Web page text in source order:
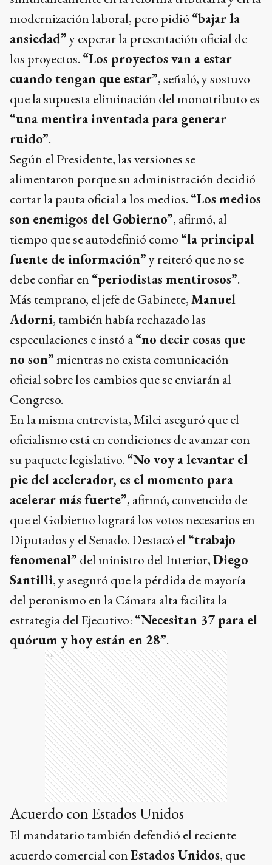
modernización laboral, pero pidió “bajar la
ansiedad”y esperar la presentación oficial de
los proyectos. “Los proyectos van a estar
cuando tengan que estar”, señaló, y sostuvo
que la supuesta eliminación del monotributo es
“una mentira inventada para generar
ruido”.
Según el Presidente, las versiones se
alimentaron porque su administración decidió
cortar la pauta oficial a los medios. “Los medios
son enemigos del Gobierno”, afirmó, al
tiempo que se autodefinió como “la principal
fuente de información”y reiteró que no se
debe confiar en “periodistas mentirosos”.
Más temprano, el jefe de Gabinete,Manuel
Adorni, también había rechazado las
especulaciones e instó a“no decir cosas que
no son”mientras no exista comunicación
oficial sobre los cambios que se enviarán al
Congreso.
En la misma entrevista, Milei aseguró que el
oficialismo está en condiciones de avanzar con
su paquete legislativo. “No voy a levantar el
pie del acelerador, es el momento para
acelerar más fuerte”, afirmó, convencido de
que el Gobierno logrará los votos necesarios en
Diputados y el Senado. Destacó el “trabajo
fenomenal” del ministro del Interior,Diego
Santilli, y aseguró que la pérdida de mayoría
del peronismo en la Cámara alta facilita la
estrategia del Ejecutivo: “Necesitan 37 para el
quórum y hoy están en 28”.
Ads
Acuerdo con Estados Unidos
El mandatario también defendió el reciente
acuerdo comercial conEstados Unidos, que